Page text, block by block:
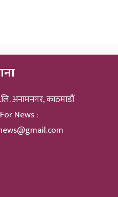
अनामनगर, काठमाडौं
News :